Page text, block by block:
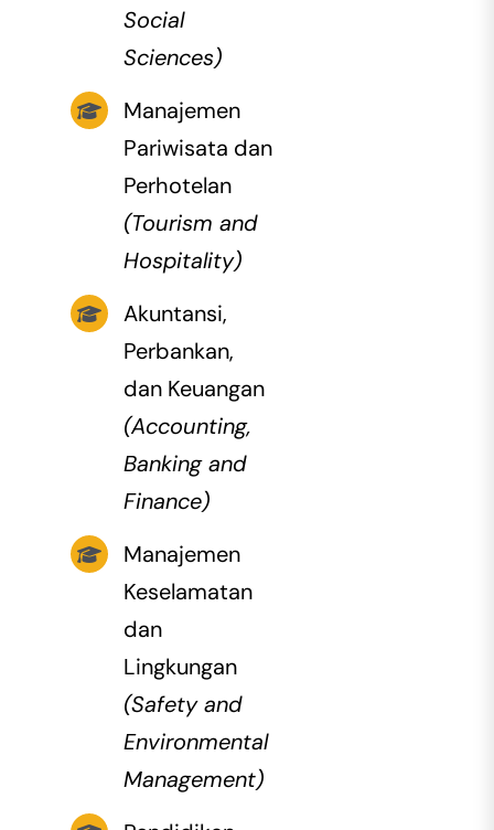
Social
Sciences)
Manajemen
Pariwisata dan
Perhotelan
(Tourism and
Hospitality)
Akuntansi,
Perbankan,
dan Keuangan
(Accounting,
Banking and
Finance)
Manajemen
Keselamatan
dan
Lingkungan
(Safety and
Environmental
Management)